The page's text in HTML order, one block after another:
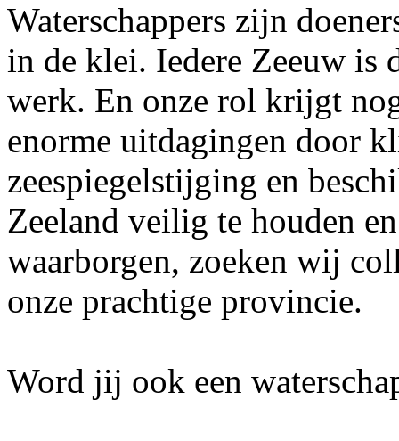
Waterschappers zijn
in de klei. Iedere Zeeuw is
werk. En onze rol krijgt
enorme uitdagingen door
zeespiegelstijging en
Zeeland veilig te houden
waarborgen, zoeken wij
onze prachtige provincie.
Word jij ook een